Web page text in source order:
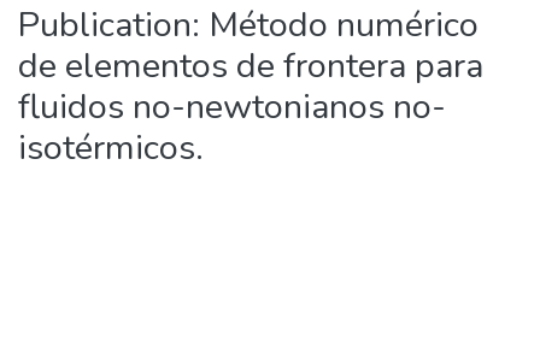
Publication: Método numérico
de elementos de frontera para
fluidos no-newtonianos no-
isotérmicos.